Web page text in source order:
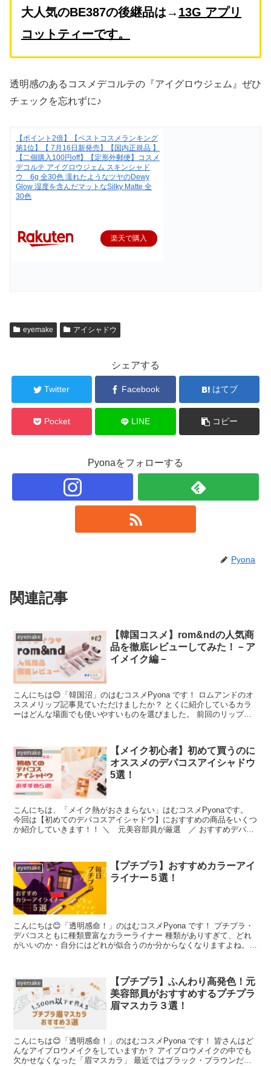
大人気のBE387の後継品は→ 13G アプリ
コットティーです。
透明感のあるコスメデコルテの『アイグロウジェム』ぜひ
チェックを忘れずに♪
【ポイント2倍】【ベストコスメランキング
第1位】【 7月16日新発売】【国内正規品 】
【二個購入100円off】【定形外郵便】コスメ
デコルテ アイグロウジェム スキンシャド
ウ 6g 全30色 濡れたようなツヤのDewy
Glow 湿度を含んだマットなSilky Matte 全
30色
楽天で購入
eyemake アイシャドウ
シェアする
Twitter Facebook はてブ
Pocket LINE コピー
Pyonaをフォローする
Pyona
関連記事
eyemake
【韓国コスメ】rom&ndの人気商
品を徹底レビューしてみた！－ア
イメイク編－
こんにちは😊「韓国沼」のはむコスメPyona です！ ロムアンドのオ
ススメリップ記事見ていただけましたか？ とくに紹介しているカラ
ーはどんな場面でも使いやすいものを選びました。 前回のリップ編
eyemake
【メイク初心者】初めて買うのに
オススメのデパコスアイシャドウ
5選！
こんにちは、「メイク熱がおさまらない」はむコスメPyonaです。
今回は【初めてのデパコスアイシャドウ】におすすめの商品をいくつ
か紹介していきます！！ ＼ 元美容部員が厳選 ／ おすすめデパコ
eyemake
【プチプラ】おすすめカラーアイ
ライナー５選！
こんにちは😊「透明感命！」のはむコスメPyona です！ プチプラ・
デパコスともに種類豊富なカラーライナー 種類がありすぎて、どれ
がいいのか・自分にはどれが似合うのか分からなくなりますよね。
eyemake
【プチプラ】ふんわり高発色！元
美容部員がおすすめするプチプラ
眉マスカラ３選！
こんにちは😊「透明感命！」のはむコスメPyona です！ 皆さんはど
んなアイブロウメイクをしていますか？ アイブロウメイクの中でも
欠かせなくなった「眉マスカラ」 最近ではブラック・ブラウンだけ